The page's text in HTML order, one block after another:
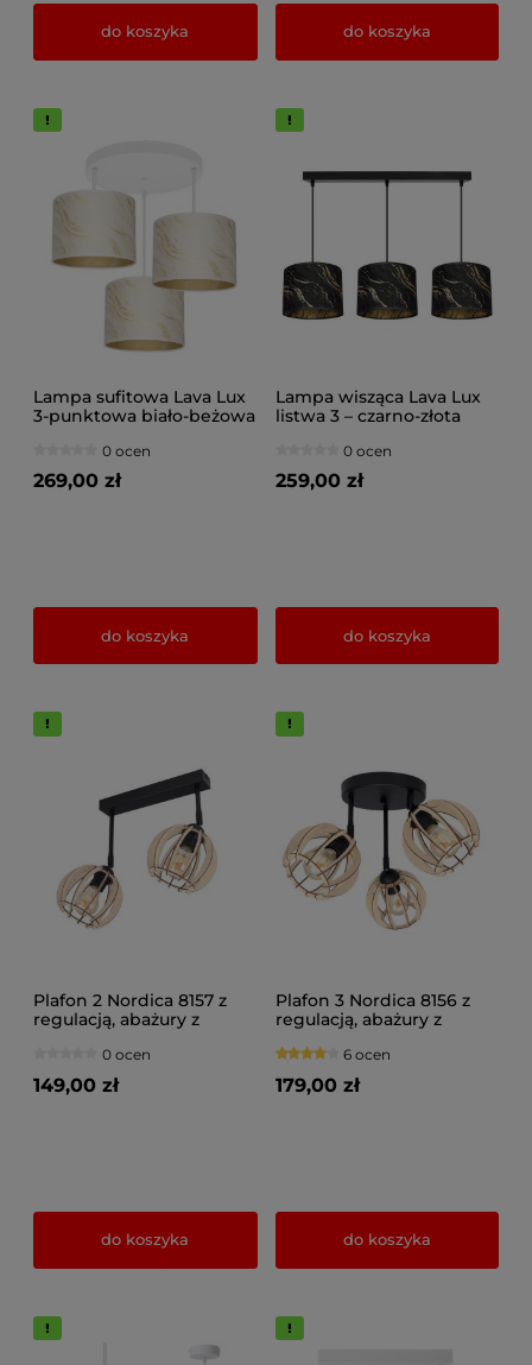
do koszyka do koszyka
Lampa sufitowa Lava Lux
3-punktowa biało-beżowa
0 ocen
269,00 zł
do koszyka
Lampa wisząca Lava Lux
listwa 3 – czarno-złota
lampa nad stół, do salonu,
kuchni | Polska produkcja
0 ocen
259,00 zł
do koszyka
Plafon 2 Nordica 8157 z
regulacją, abażury z
brązowe, czarne
0 ocen
149,00 zł
do koszyka
Plafon 3 Nordica 8156 z
regulacją, abażury z
brązowe, czarne
6 ocen
179,00 zł
do koszyka